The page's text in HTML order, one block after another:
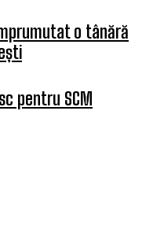
o tânără
pentru SCM